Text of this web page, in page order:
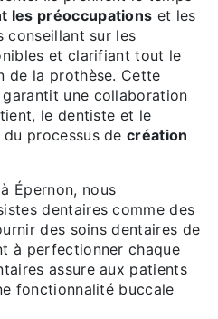
les préoccupations et les
conseillant sur les
et clarifiant tout le
de la prothèse. Cette
une collaboration
le dentiste et le
processus decréation
Épernon, nous
dentaires comme des
des soins dentaires de
à perfectionner chaque
assure aux patients
fonctionnalité buccale